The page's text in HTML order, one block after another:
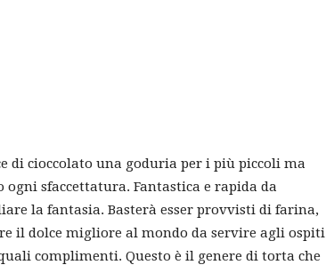
Team_CC
di cioccolato una goduria per i più piccoli ma
sfaccettatura. Fantastica e rapida da
la fantasia. Basterà esser provvisti di farina,
il dolce migliore al mondo da servire agli ospiti
complimenti. Questo è il genere di torta che